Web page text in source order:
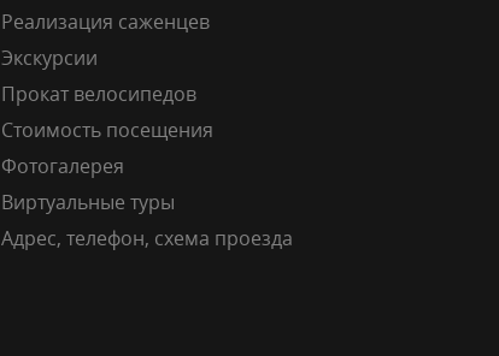
Реализация саженцев
Экскурсии
Прокат велосипедов
Стоимость посещения
Фотогалерея
Виртуальные туры
Адрес, телефон, схема проезда